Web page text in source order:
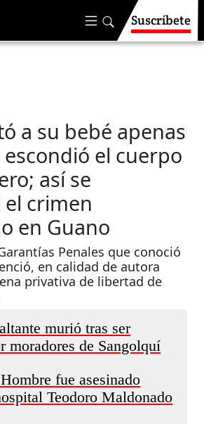
Suscríbete
a su bebé apenas
el cuerpo
así se
crimen
en Guano
Penales que conoció
en calidad de autora
privativa de libertad de
murió tras ser
moradores de Sangolquí
fue asesinado
Teodoro Maldonado